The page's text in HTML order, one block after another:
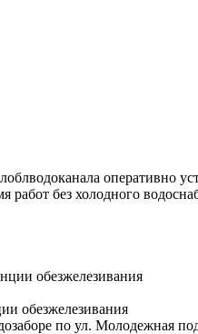
оперативно
без холодного
обезжелезивания
по ул. Молодежная